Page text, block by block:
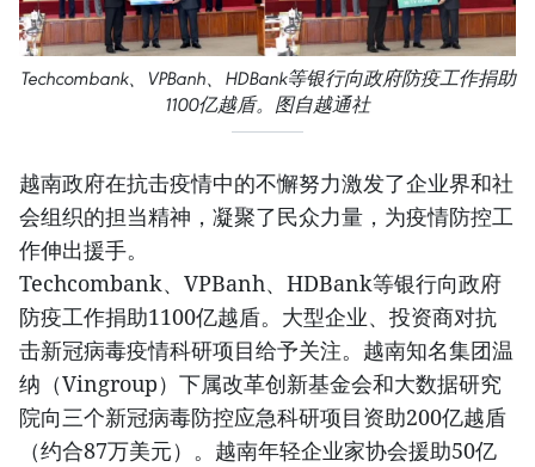
Techcombank、VPBanh、HDBank等银行向政府防疫工作捐助
1100亿越盾。图自越通社
越南政府在抗击疫情中的不懈努力激发了企业界和社
会组织的担当精神，凝聚了民众力量，为疫情防控工
作伸出援手。
Techcombank、VPBanh、HDBank等银行向政府
防疫工作捐助1100亿越盾。大型企业、投资商对抗
击新冠病毒疫情科研项目给予关注。越南知名集团温
纳（Vingroup）下属改革创新基金会和大数据研究
院向三个新冠病毒防控应急科研项目资助200亿越盾
（约合87万美元）。越南年轻企业家协会援助50亿